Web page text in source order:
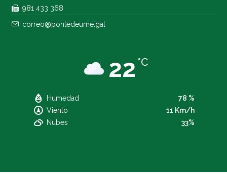
981 433 368
correo@pontedeume.gal
22 °C
Humedad
78 %
Viento
11 Km/h
Nubes
33%